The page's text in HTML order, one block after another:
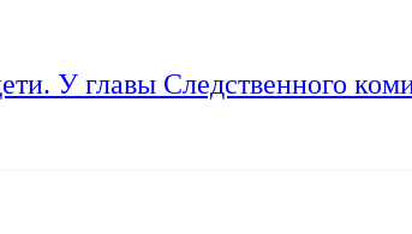
У главы Следственного